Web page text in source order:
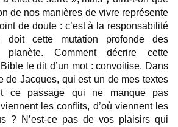
de nos manières de vivre représente
de doute : c’est à la responsabilité
doit cette mutation profonde des
Comment décrire cette
le dit d’un mot : convoitise. Dans
de Jacques, qui est un de mes textes
ce passage qui ne manque pas
les conflits, d’où viennent les
? N’est-ce pas de vos plaisirs qui